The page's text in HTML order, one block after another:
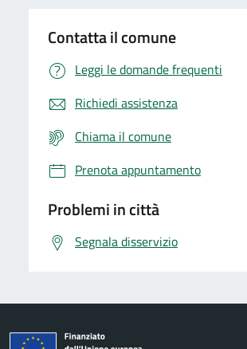
Contatta il comune
Leggi le domande frequenti
Richiedi assistenza
Chiama il comune
Prenota appuntamento
Problemi in città
Segnala disservizio